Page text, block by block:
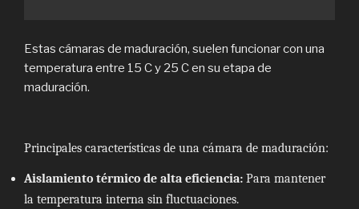
Estas cámaras de maduración, suelen funcionar con una
temperatura entre 15 C y 25 C en su etapa de
maduración.
Principales características de una cámara de maduración:
Aislamiento térmico de alta eficiencia: Para mantener
la temperatura interna sin fluctuaciones.